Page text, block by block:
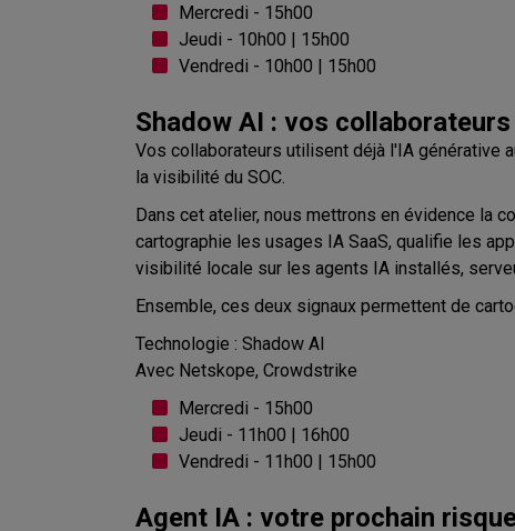
Mercredi - 15h00
Jeudi - 10h00 | 15h00
Vendredi - 10h00 | 15h00
Shadow AI : vos
Vos collaborateurs utilisent déjà l'IA générative
la visibilité du SOC.
Dans cet atelier, nous mettrons en évidence la
cartographie les usages IA SaaS, qualifie les
visibilité locale sur les agents IA installés,
Ensemble, ces deux signaux permettent de
Technologie : Shadow AI
Avec Netskope, Crowdstrike
Mercredi - 15h00
Jeudi - 11h00 | 16h00
Vendredi - 11h00 | 15h00
Agent IA : votre prochain